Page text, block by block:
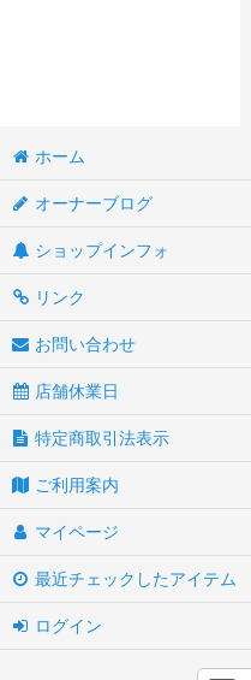
ホーム
オーナーブログ
ショップインフォ
リンク
お問い合わせ
店舗休業日
特定商取引法表示
ご利用案内
マイページ
最近チェックしたアイテム
ログイン